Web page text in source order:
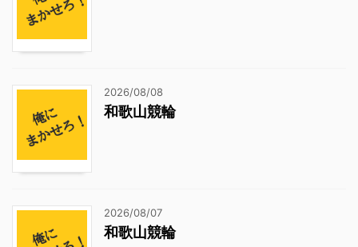
2026/08/08
和歌山競輪
2026/08/07
和歌山競輪